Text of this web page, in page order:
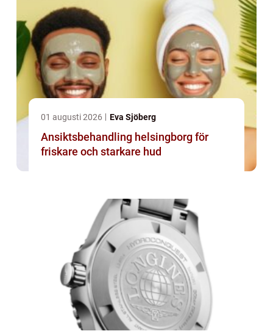
01 augusti 2026 Eva Sjöberg
Ansiktsbehandling helsingborg för
friskare och starkare hud